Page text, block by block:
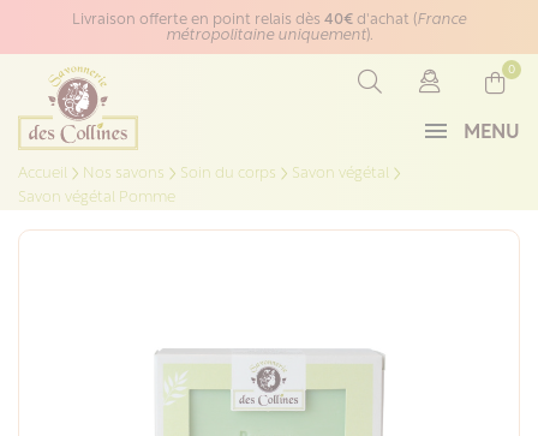
Panneau de gestion des cookies
Livraison offerte en point relais dès 40€ d'achat (France
métropolitaine uniquement).
MENU
0
Accueil Nos savons Soin du corps
Savon végétal
Savon végétal Pomme